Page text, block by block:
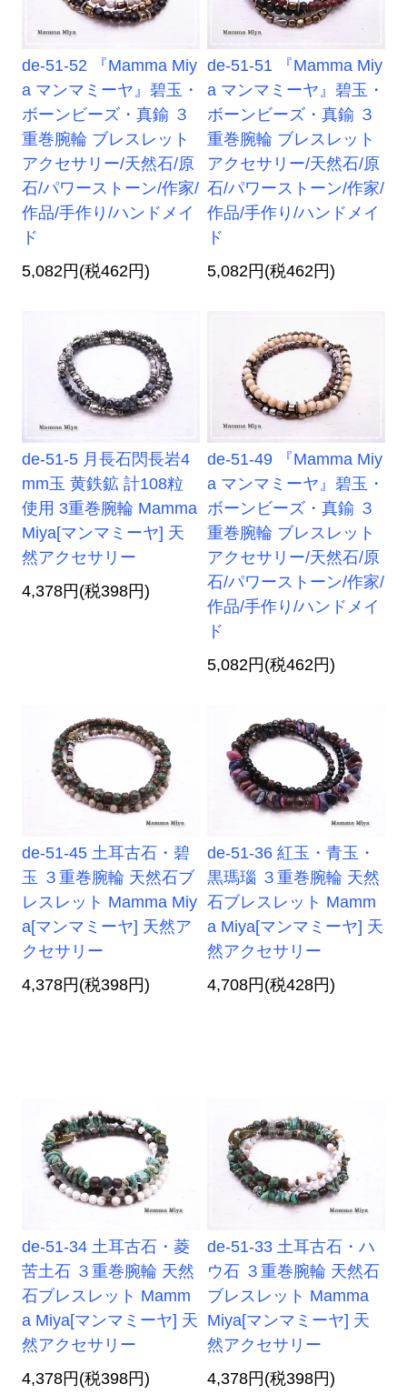
de-51-52 『Mamma Miy
a マンマミーヤ』碧玉・
ボーンビーズ・真鍮 ３
重巻腕輪 ブレスレット
アクセサリー/天然石/原
石/パワーストーン/作家/
作品/手作り/ハンドメイ
ド
5,082円(税462円)
de-51-51 『Mamma Miy
a マンマミーヤ』碧玉・
ボーンビーズ・真鍮 ３
重巻腕輪 ブレスレット
アクセサリー/天然石/原
石/パワーストーン/作家/
作品/手作り/ハンドメイ
ド
5,082円(税462円)
de-51-5 月長石閃長岩4
mm玉 黄鉄鉱 計108粒
使用 3重巻腕輪 Mamma
Miya[マンマミーヤ] 天
然アクセサリー
4,378円(税398円)
de-51-49 『Mamma Miy
a マンマミーヤ』碧玉・
ボーンビーズ・真鍮 ３
重巻腕輪 ブレスレット
アクセサリー/天然石/原
石/パワーストーン/作家/
作品/手作り/ハンドメイ
ド
5,082円(税462円)
de-51-45 土耳古石・碧
玉 ３重巻腕輪 天然石ブ
レスレット Mamma Miy
a[マンマミーヤ] 天然ア
クセサリー
4,378円(税398円)
de-51-36 紅玉・青玉・
黒瑪瑙 ３重巻腕輪 天然
石ブレスレット Mamm
a Miya[マンマミーヤ] 天
然アクセサリー
4,708円(税428円)
de-51-34 土耳古石・菱
苦土石 ３重巻腕輪 天然
石ブレスレット Mamm
a Miya[マンマミーヤ] 天
然アクセサリー
4,378円(税398円)
de-51-33 土耳古石・ハ
ウ石 ３重巻腕輪 天然石
ブレスレット Mamma
Miya[マンマミーヤ] 天
然アクセサリー
4,378円(税398円)